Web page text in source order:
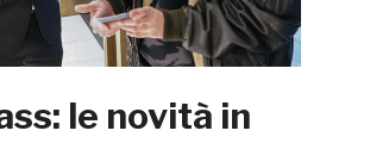
le novità in